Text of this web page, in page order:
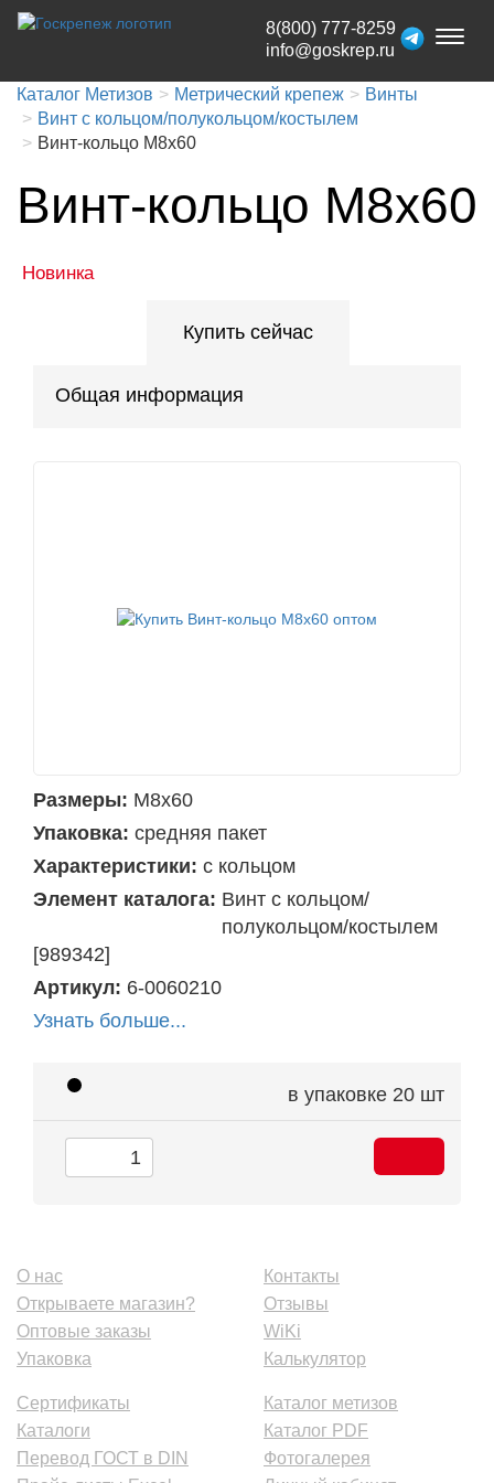
Toggle
8(800) 777-8259
info@goskrep.ru
Каталог Метизов Метрический крепеж
Винты
Винт с кольцом/полукольцом/костылем
Винт-кольцо М8х60
Винт-кольцо М8х60
Новинка
Купить сейчас
Общая информация
Размеры: М8х60
Упаковка: средняя пакет
Характеристики: с кольцом
Элемент каталога: Винт с кольцом/
полукольцом/костылем
[989342]
Артикул: 6-0060210
Узнать больше...
в упаковке 20 шт
О нас
Открываете магазин?
Оптовые заказы
Упаковка
Контакты
Отзывы
WiKi
Калькулятор
Сертификаты
Каталоги
Перевод ГОСТ в DIN
Каталог метизов
Каталог PDF
Фотогалерея